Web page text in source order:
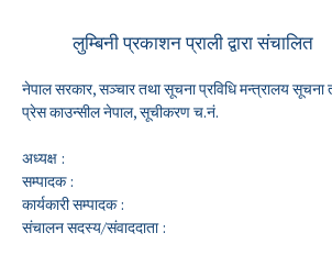
लुम्बिनी प्रकाशन प्राली द्वारा संचालित
नेपाल सरकार, सञ्चार तथा सूचना प्रविधि मन्त्रालय सूचना
प्रेस काउन्सील नेपाल, सूचीकरण च.नं.
अध्यक्ष :
सम्पादक :
कार्यकारी सम्पादक :
संचालन सदस्य/संवाददाता :